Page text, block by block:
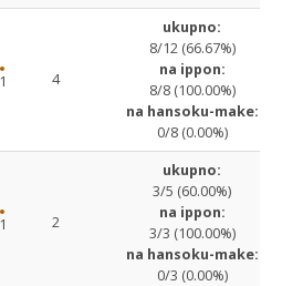
1 4
ukupno:
8/12 (66.67%)
na ippon:
8/8 (100.00%)
na hansoku-make:
0/8 (0.00%)
1 2
ukupno:
3/5 (60.00%)
na ippon:
3/3 (100.00%)
na hansoku-make:
0/3 (0.00%)